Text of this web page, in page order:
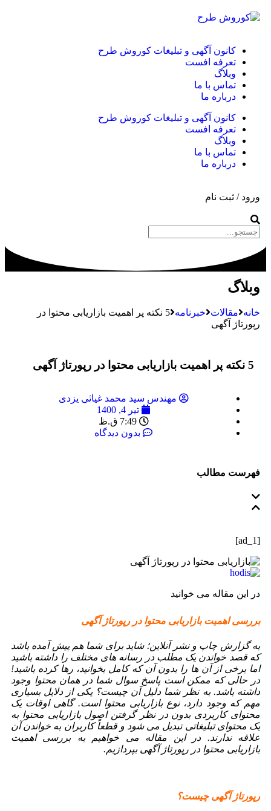
کانون آگهی و تبلیغات کوروش طرح
تعرفه افست
وبلاگ
تماس با ما
درباره ما
کانون آگهی و تبلیغات کوروش طرح
تعرفه افست
وبلاگ
تماس با ما
درباره ما
ورود / ثبت نام
وبلاگ
خانه مقالات خبرنامه
5 نکته پر اهمیت بازاریابی محتوا در
رپورتاژ آگهی
5 نکته پر اهمیت بازاریابی محتوا در رپورتاژ آگهی
مهندس سید محمد غیاثی یزدی
تیر 4, 1400
7:49 ق.ظ
بدون دیدگاه
فهرست مطالب
[ad_1]
در این مقاله می خوانید
بررسی اهمیت بازاریابی محتوا در رپورتاژ آگهی
به گزارش چاپ و نشر آنلاین؛ شاید برای شما هم پیش آمده باشد
که قصد خواندن یک مطلب در رسانه های مختلف را داشته باشید
اما برخی از آن ها را بدون آن که کامل بخوانید، رها کرده باشید!
در حالی که ممکن است پاسخ سوال شما در همان محتوا وجود
داشته باشد. به نظر شما دلیل آن چیست؟ یکی از دلایل بسیاری
مهم که وجود دارد، نوع بازاریابی محتوا است.گاهی اوقات یک
محتوای کاربردی بدون در نظر گرفتن اصول بازاریابی محتوا به
یک محتوای تبلیغاتی تبدیل می شود و قطعاً کاربران به خواندن آن
علاقه ندارند. در این مقاله می خواهیم به بررسی اهمیت
بازاریابی محتوا در رپورتاژ آگهی بپردازیم.
رپورتاژ آگهی چیست؟